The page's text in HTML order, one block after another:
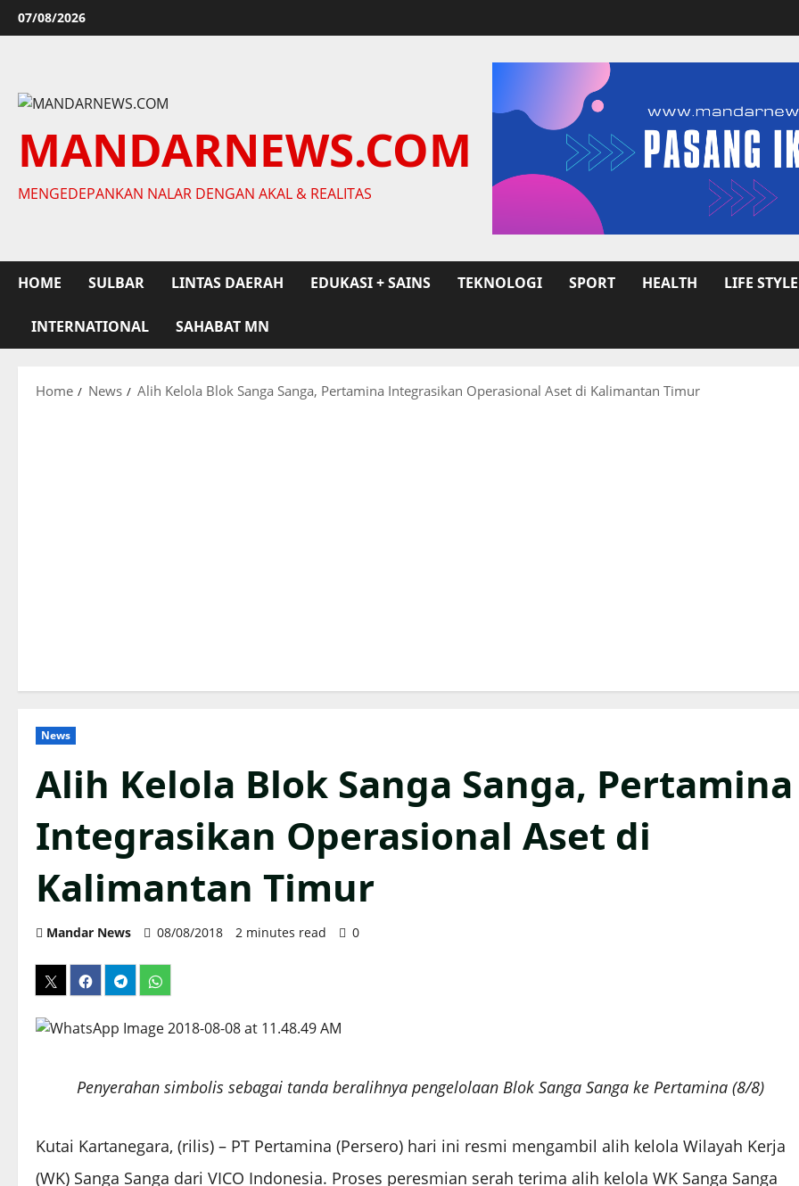
Skip
to
07/08/2026
MANDARNEWS.COM
MENGEDEPANKAN NALAR DENGAN AKAL & REALITAS
HOME SULBAR LINTAS DAERAH EDUKASI + SAINS TEKNOLOGI SPORT HEALTH LIFE STYLE
INTERNATIONAL SAHABAT MN
Home News Alih Kelola Blok Sanga Sanga, Pertamina Integrasikan Operasional Aset di Kalimantan Timur
News
Alih Kelola Blok Sanga Sanga, Pertamina
Integrasikan Operasional Aset di
Kalimantan Timur
Mandar News 08/08/2018 2 minutes read 0
Penyerahan simbolis sebagai tanda beralihnya pengelolaan Blok Sanga Sanga ke Pertamina (8/8)
Kutai Kartanegara, (rilis) – PT Pertamina (Persero) hari ini resmi mengambil alih kelola Wilayah Kerja
(WK) Sanga Sanga dari VICO Indonesia. Proses peresmian serah terima alih kelola WK Sanga Sanga